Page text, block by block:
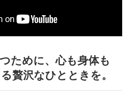
ために、心も身体も
贅沢なひとときを。